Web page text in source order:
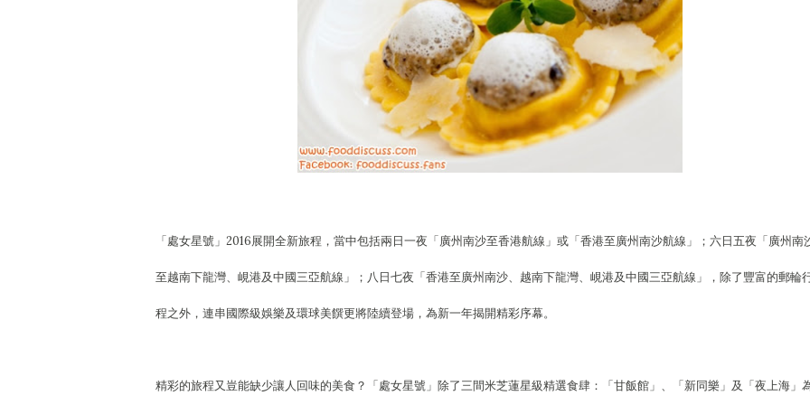
「處女星號」2016展開全新旅程，當中包括兩日一夜「廣州南沙至香港航線」或「香港至廣州南沙航線」；六日五夜「廣州南
至越南下龍灣、峴港及中國三亞航線」；八日七夜「香港至廣州南沙、越南下龍灣、峴港及中國三亞航線」，除了豐富的郵輪
程之外，連串國際級娛樂及環球美饌更將陸續登場，為新一年揭開精彩序幕。
精彩的旅程又豈能缺少讓人回味的美食？「處女星號」除了三間米芝蓮星級精選食肆：「甘飯館」、「新同樂」及「夜上海」